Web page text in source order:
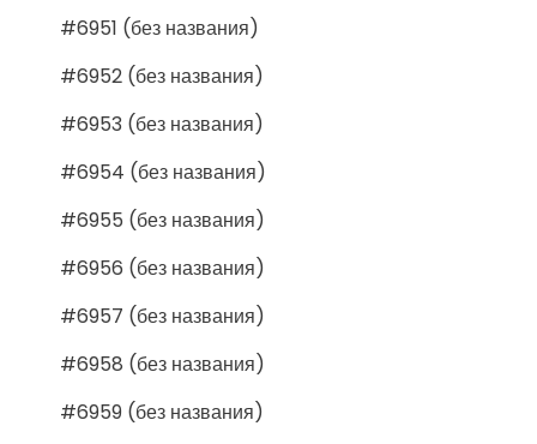
#6951 (без названия)
#6952 (без названия)
#6953 (без названия)
#6954 (без названия)
#6955 (без названия)
#6956 (без названия)
#6957 (без названия)
#6958 (без названия)
#6959 (без названия)